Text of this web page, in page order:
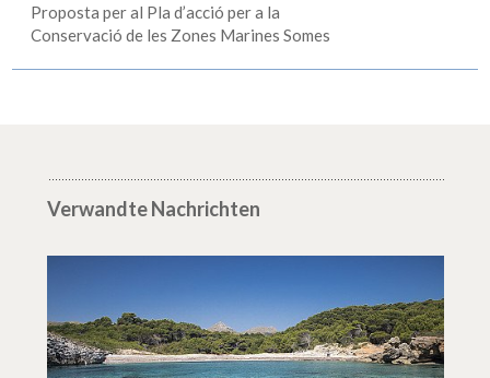
Proposta per al Pla d’acció per a la
Conservació de les Zones Marines Somes
Verwandte Nachrichten